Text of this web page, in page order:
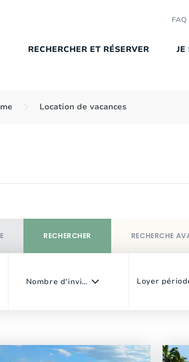
FAQ
RECHERCHER ET RÉSERVER JE
Location de vacances
RECHERCHER RECHERCHE
Nombre d'invités Loyer